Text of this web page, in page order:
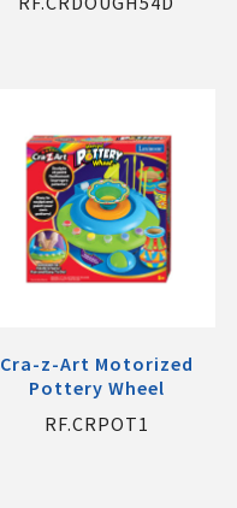
Cra-z-Art Motorized
Pottery Wheel
RF.CRPOT1